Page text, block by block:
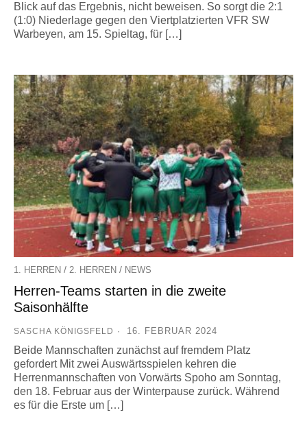
Blick auf das Ergebnis, nicht beweisen. So sorgt die 2:1
(1:0) Niederlage gegen den Viertplatzierten VFR SW
Warbeyen, am 15. Spieltag, für […]
1. HERREN / 2. HERREN / NEWS
Herren-Teams starten in die zweite
Saisonhälfte
SASCHA KÖNIGSFELD 16. FEBRUAR 2024
Beide Mannschaften zunächst auf fremdem Platz
gefordert Mit zwei Auswärtsspielen kehren die
Herrenmannschaften von Vorwärts Spoho am Sonntag,
den 18. Februar aus der Winterpause zurück. Während
es für die Erste um […]